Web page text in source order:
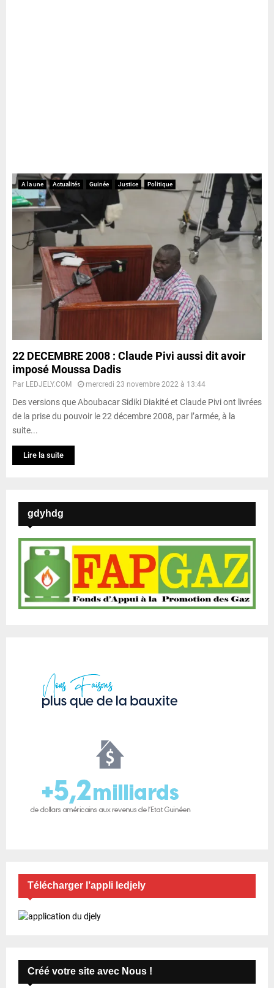
A la une Actualités Guinée Justice Politique
22 DECEMBRE 2008 : Claude Pivi aussi dit avoir
imposé Moussa Dadis
Par LEDJELY.COM mercredi 23 novembre 2022 à 13:44
Des versions que Aboubacar Sidiki Diakité et Claude Pivi ont livrées
de la prise du pouvoir le 22 décembre 2008, par l’armée, à la
suite...
Lire la suite
gdyhdg
Télécharger l’appli ledjely
Créé votre site avec Nous !